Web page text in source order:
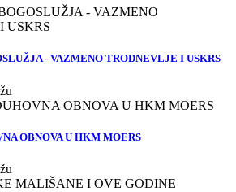
- VAZMENO TRODNEVLJE I USKRS
OBNOVA U HKM MOERS